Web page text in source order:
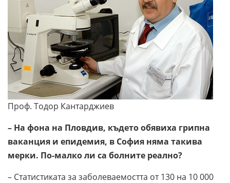
Проф. Тодор Кантарджиев
– На фона на Пловдив, където обявиха грипна
ваканция и епидемия, в София няма такива
мерки. По-малко ли са болните реално?
– Статистиката за заболеваемостта от 130 на 10 000